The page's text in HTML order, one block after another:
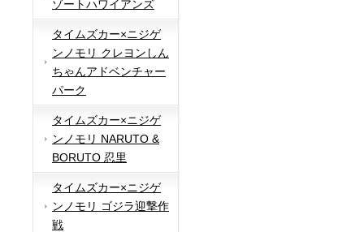
ゾートハワイアンズ
タイムズカー×ニジゲ
ンノモリ クレヨンしん
ちゃんアドベンチャー
パーク
タイムズカー×ニジゲ
ンノモリ NARUTO &
BORUTO 忍里
タイムズカー×ニジゲ
ンノモリ ゴジラ迎撃作
戦